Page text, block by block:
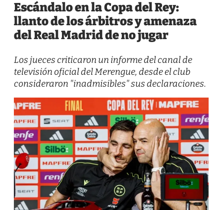
Escándalo en la Copa del Rey:
llanto de los árbitros y amenaza
del Real Madrid de no jugar
Los jueces criticaron un informe del canal de
televisión oficial del Merengue, desde el club
consideraron "inadmisibles" sus declaraciones.